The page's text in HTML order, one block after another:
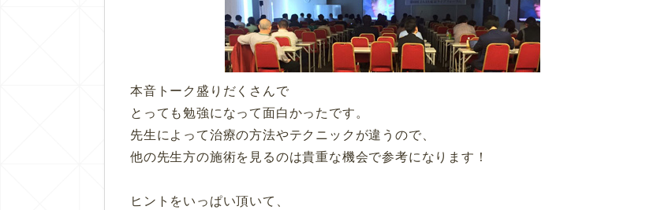
本音トーク盛りだくさんで
とっても勉強になって面白かったです。
先生によって治療の方法やテクニックが違うので、
他の先生方の施術を見るのは貴重な機会で参考になります！
ヒントをいっぱい頂いて、